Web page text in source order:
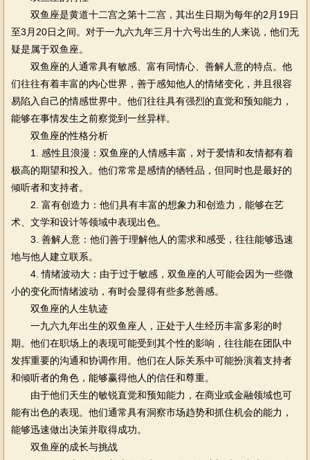
双鱼座是黄道十二宫之第十二宫，其出生日期为每年的2月19日
至3月20日之间。对于一九六九年三月十六号出生的人来说，他们无
疑是属于双鱼座。
双鱼座的人通常具有敏感、富有同情心、善解人意的特点。他
们往往有着丰富的内心世界，善于感知他人的情绪变化，并且很容
易陷入自己的情感世界中。他们往往具有强烈的直觉和预知能力，
能够在事情发生之前察觉到一丝异样。
双鱼座的性格分析
1. 感性且浪漫：双鱼座的人情感丰富，对于爱情和友情都有着
极高的期望和投入。他们常常是感情的牺牲品，但同时也是最好的
倾听者和支持者。
2. 富有创造力：他们具有丰富的想象力和创造力，能够在艺
术、文学和设计等领域中表现出色。
3. 善解人意：他们善于理解他人的需求和感受，往往能够迅速
地与他人建立联系。
4. 情绪波动大：由于过于敏感，双鱼座的人可能会因为一些微
小的变化而情绪波动，有时会显得有些多愁善感。
双鱼座的人生轨迹
一九六九年出生的双鱼座人，正处于人生经历丰富多彩的时
期。他们在职场上的表现可能受到其个性的影响，往往能在团队中
发挥重要的沟通和协调作用。他们在人际关系中可能扮演着支持者
和倾听者的角色，能够赢得他人的信任和尊重。
由于他们天生的敏锐直觉和预知能力，在商业或金融领域也可
能有出色的表现。他们通常具有洞察市场趋势和抓住机会的能力，
能够迅速做出决策并取得成功。
双鱼座的成长与挑战